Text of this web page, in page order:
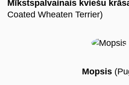
Mīkstspalvainais kviešu
Coated Wheaten Terrier)
Mopsis